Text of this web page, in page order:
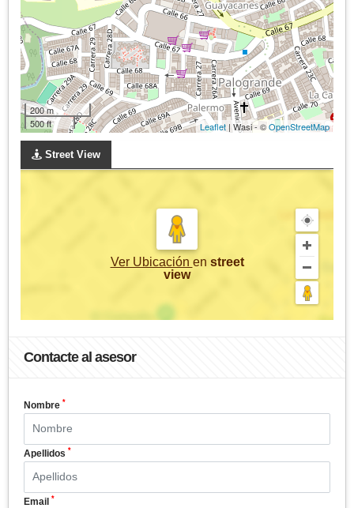
200 m
500 ft
Leaflet | Wasi - ©OpenStreetMap
Street View
Ver Ubicación en street
view
Contacte al asesor
Nombre *
Apellidos *
Email *